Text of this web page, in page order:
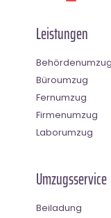
Leistungen
Behördenumzug
Büroumzug
Fernumzug
Firmenumzug
Laborumzug
Umzugsservice
Beiladung